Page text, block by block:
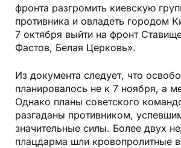
фронта разгромить киевскую
противника и овладеть городом
7 октября выйти на фронт
Фастов, Белая Церковь».
Из документа следует, что
планировалось не к 7 ноября, а
Однако планы советского
разгаданы противником,
значительные силы. Более двух
плацдарма шли кровопролитные